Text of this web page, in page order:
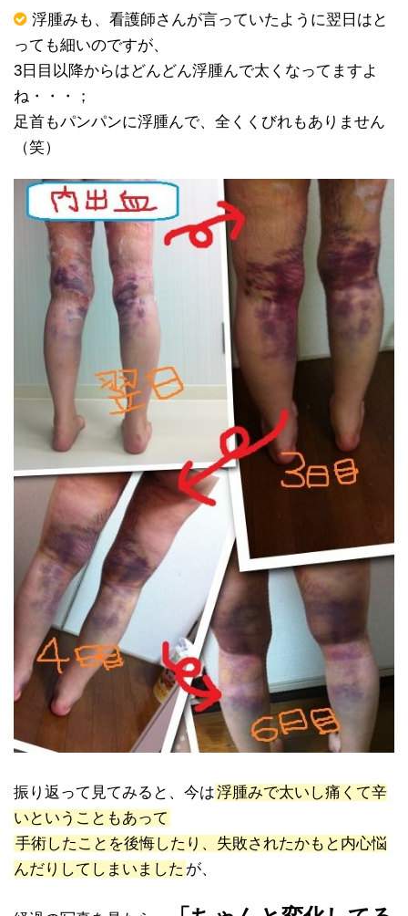
浮腫みも、看護師さんが言っていたように翌日はと
っても細いのですが、
3日目以降からはどんどん浮腫んで太くなってますよ
ね・・・；
足首もパンパンに浮腫んで、全くくびれもありません
（笑）
振り返って見てみると、今は浮腫みで太いし痛くて辛
いということもあって
手術したことを後悔したり、失敗されたかもと内心悩
んだりしてしまいました が、